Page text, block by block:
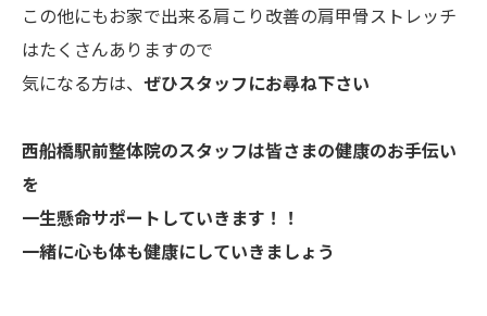
この他にもお家で出来る肩こり改善の肩甲骨ストレッチ
はたくさんありますので
気になる方は、 ぜひスタッフにお尋ね下さい
西船橋駅前整体院のスタッフは皆さまの健康のお手伝い
を
一生懸命サポートしていきます！！
一緒に心も体も健康にしていきましょう